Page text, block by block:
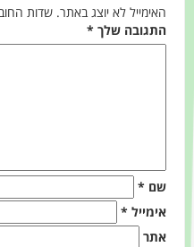
האימייל לא יוצג באתר. שדות
התגובה שלך*
שם*
אימייל*
אתר